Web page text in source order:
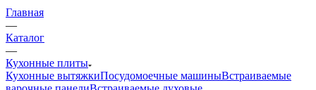
Главная
—
Каталог
—
Кухонные плиты
Кухонные вытяжкиПосудомоечные машиныВстраиваемые